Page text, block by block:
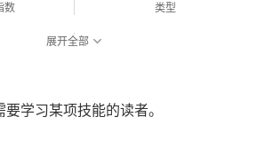
数 类型
2014-12-01
发行日期
展开全部
学习某项技能的读者。